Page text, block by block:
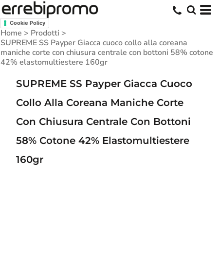
Cookie Policy
Home > Prodotti >
SUPREME SS Payper Giacca cuoco collo alla coreana
maniche corte con chiusura centrale con bottoni 58% cotone
42% elastomultiestere 160gr
SUPREME SS Payper Giacca Cuoco
Collo Alla Coreana Maniche Corte
Con Chiusura Centrale Con Bottoni
58% Cotone 42% Elastomultiestere
160gr